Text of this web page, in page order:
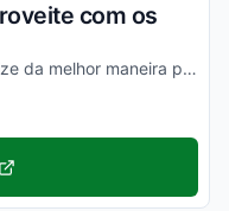
com os
Não fique de fora dessa e economize da melhor maneira possível!